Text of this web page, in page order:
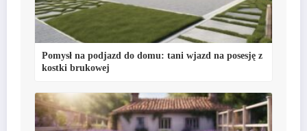
Pomysł na podjazd do domu: tani wjazd na posesję z
kostki brukowej